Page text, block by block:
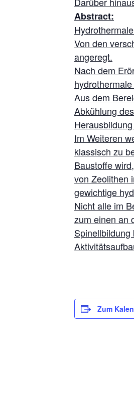
Abstract:
Von den
angeregt.
Nach dem
Aus dem
Abkühlung
Im Weiteren
klassisch zu
Baustoffe
von Zeolithen
gewichtige
Nicht alle im
zum einen an
Zum